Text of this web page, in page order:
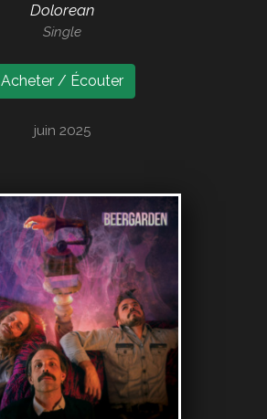
Dolorean
Single
Acheter / Écouter
juin 2025